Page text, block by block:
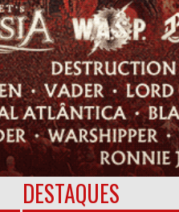
DESTAQUES